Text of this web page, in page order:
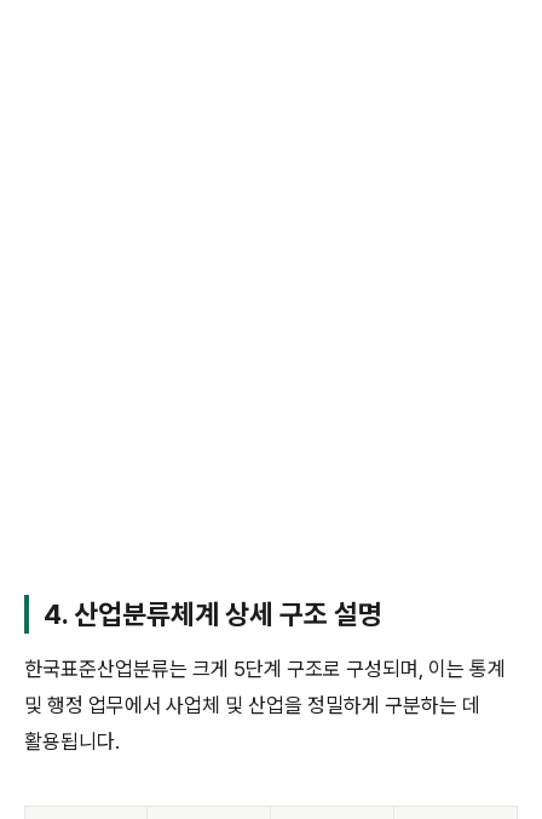
4. 산업분류체계 상세 구조 설명
한국표준산업분류는 크게 5단계 구조로 구성되며, 이는 통계
및 행정 업무에서 사업체 및 산업을 정밀하게 구분하는 데
활용됩니다.